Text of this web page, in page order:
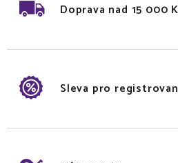
Doprava nad 15 000
Sleva pro